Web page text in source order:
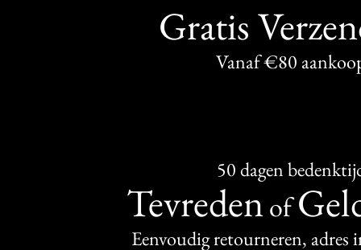
Gratis
Vanaf €80
50 dagen
Tevredenof
Eenvoudig retourneren, adres